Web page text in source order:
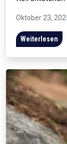
Oktober 23,
Weiterlesen